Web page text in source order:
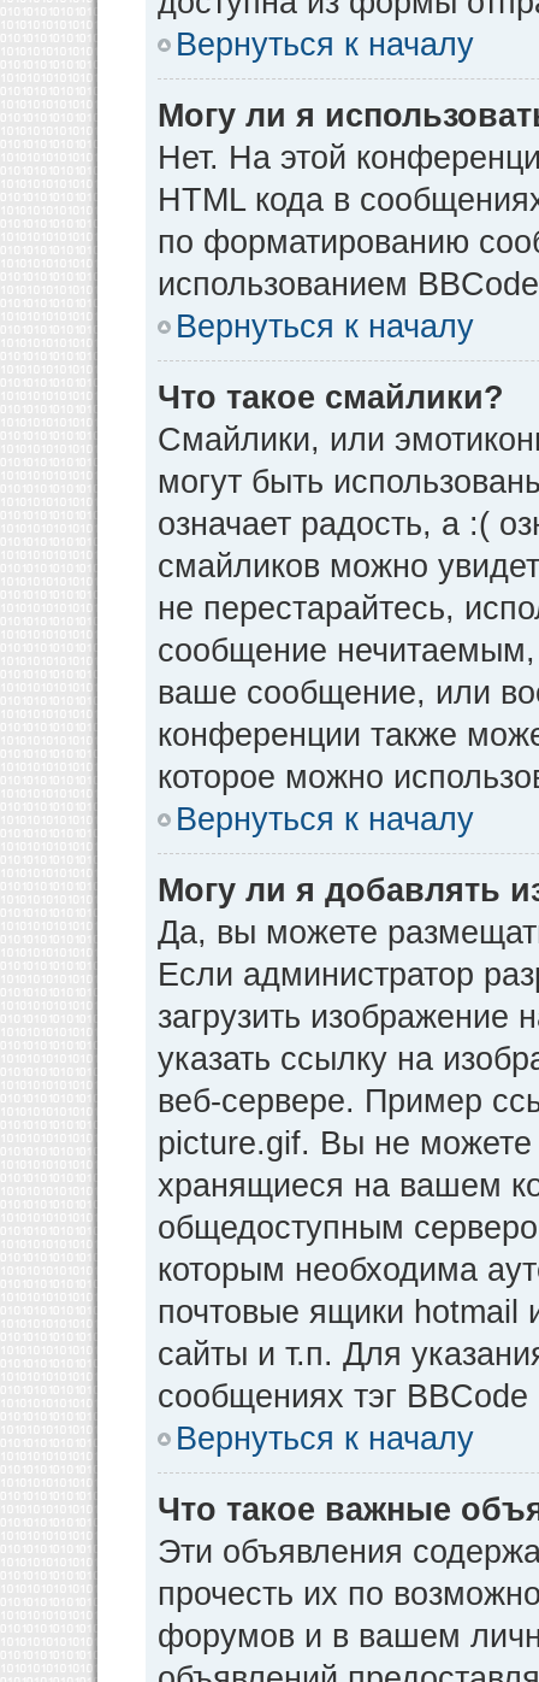
Вернуться к началу
Могу ли я
Нет. На этой
HTML кода в
по форматированию
использованием
Вернуться к началу
Что такое смайлики?
Смайлики, или
могут быть
означает радость, а :(
смайликов можно
не перестарайтесь,
сообщение нечитаемым,
ваше сообщение, или
конференции также
которое можно
Вернуться к началу
Могу ли я добавлять
Да, вы можете
Если администратор
загрузить
указать ссылку на
веб-сервере. Пример
picture.gif. Вы не можете
хранящиеся на вашем
общедоступным
которым необходима
почтовые ящики
сайты и т.п. Для
сообщениях тэг BBCode
Вернуться к началу
Что такое важные
Эти объявления
прочесть их по
форумов и в вашем